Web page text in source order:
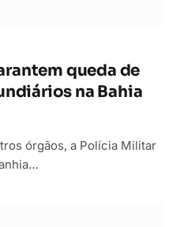
queda de
na Bahia
órgãos, a Polícia Militar